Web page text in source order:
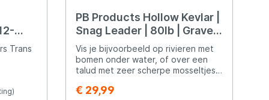
anti-tangle eigenschappen
Natuurlijke aasbeweging
Betrouwbare rigpresentatie Zeer
slijtvast Ideaal voor moderne
karperrigs Geschikt voor Slip-D rigs
Combi-rigs Loop-secties
Trans
PB Products Hollow Kevlar |
Snag Leader | 80lb | Gravel |
50m
Vis je bijvoorbeeld op rivieren met
bomen onder water, of over een
talud met zeer scherpe mosseltjes,
Products mogelijk iets voor jou.
€ 29,99